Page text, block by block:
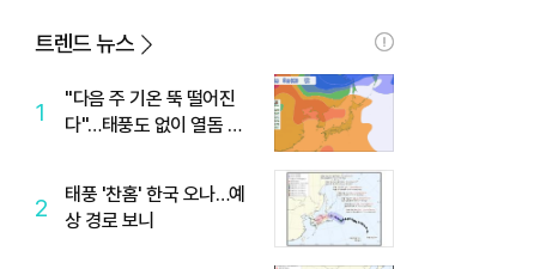
트렌드 뉴스
1
"다음 주 기온 뚝 떨어진
다"…태풍도 없이 열돔 박
2
태풍 '찬홈' 한국 오나…예
상 경로 보니